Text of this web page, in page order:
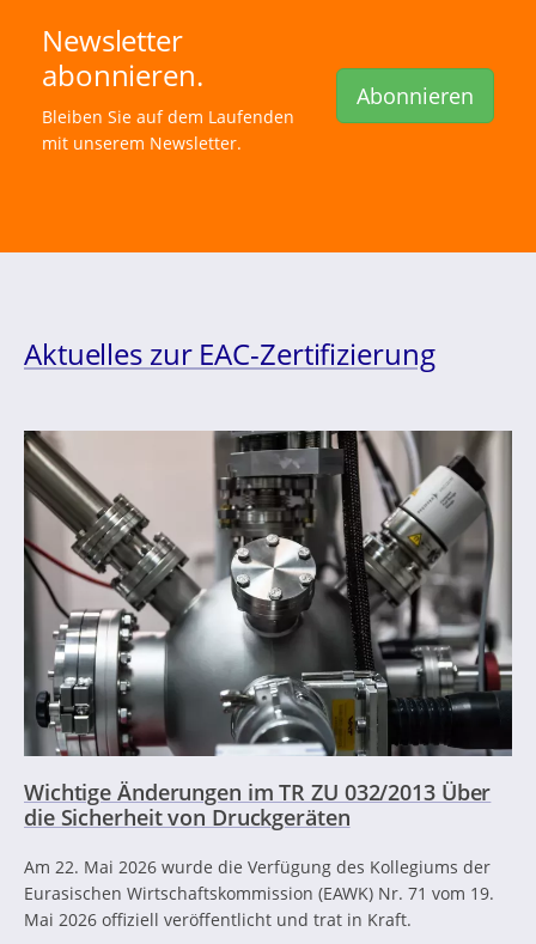
Newsletter
abonnieren.
Bleiben Sie auf dem Laufenden
mit unserem Newsletter.
Abonnieren
Aktuelles zur EAC-Zertifizierung
Wichtige Änderungen im TR ZU 032/2013 Über
die Sicherheit von Druckgeräten
Am 22. Mai 2026 wurde die Verfügung des Kollegiums der
Eurasischen Wirtschaftskommission (EAWK) Nr. 71 vom 19.
Mai 2026 offiziell veröffentlicht und trat in Kraft.